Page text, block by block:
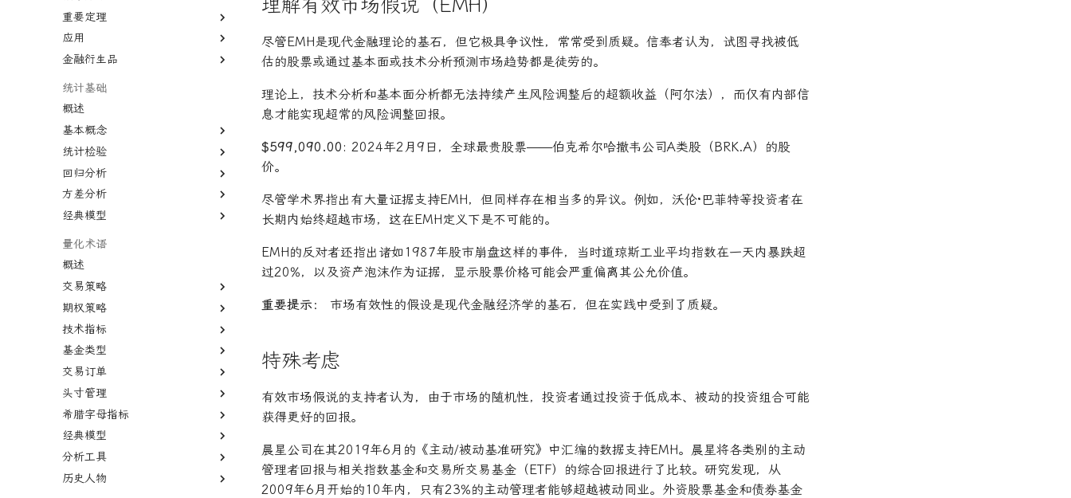
房地产泡沫
利率
联邦基金利率
关税
贸易逆差
量化宽松
杠杆收购
经济订货量
长期资本管理公司
收益率倒挂
AAA信用评级
CAPE比率
变化率
基准年
增长曲线
增长率
复利
复合年增长率
年回报率
年金未来价值
现值
资产负债表
资本化
边际收益
面值
CBOE波动率指数
绝对优势
汇率
货币流通速度
联合概率
贝叶斯定理
相关性
相关系数
概率分布
正态分布
均匀分布
重要定理
大数法则
中心极限定理
经验法则
应用
蒙特卡罗模拟
系统抽样
变异系数
金融衍生品
衍生品
统计基础
概述
基本概念
期望值
协方差
相关系数
线性关系
非线性
自相关
多重共线性
统计检验
P值
Z值
Z检验
T检验
假设检验
统计显著性
卡方统计量
置信区间
回归分析
回归分析
R平方
决定系数
多元线性回归
最小二乘法
变量膨胀因子
方差分析
方差分析
经典模型
默顿模型
量化术语
概述
交易策略
趋势交易
动量投资
因子投资
高频交易
均值回归
套利者
市场中性
货币套利交易
新闻交易者
期权策略
德尔塔对冲
伽马对冲
波动率套利
德尔塔中性
伽玛中性
看跌期权
跨式期权
空头看涨价差
技术指标
移动平均线
简单移动平均线
指数移动平均线
相对强弱指数
费舍尔变换指标
双顶
黄金交叉
基金类型
多空基金
多空股权
交易订单
市价单
限价单
限价单簿
立即执行或取消订单
限时订单
头寸管理
空头头寸
逼空
希腊字母指标
伽马
贝塔
阿尔法
经典模型
资本资产定价模型
Fama-French三因子模型
分析工具
回测
历史人物
理解有效市场假说（EMH）
尽管EMH是现代金融理论的基石，但它极具争议性，常常受到质疑。信奉者认为，试图寻找被低
估的股票或通过基本面或技术分析预测市场趋势都是徒劳的。
理论上，技术分析和基本面分析都无法持续产生风险调整后的超额收益（阿尔法），而仅有内部信
息才能实现超常的风险调整回报。
$599,090.00: 2024年2月9日，全球最贵股票——伯克希尔哈撒韦公司A类股（BRK.A）的股
价。
尽管学术界指出有大量证据支持EMH，但同样存在相当多的异议。例如，沃伦·巴菲特等投资者在
长期内始终超越市场，这在EMH定义下是不可能的。
EMH的反对者还指出诸如1987年股市崩盘这样的事件，当时道琼斯工业平均指数在一天内暴跌超
过20%，以及资产泡沫作为证据，显示股票价格可能会严重偏离其公允价值。
重要提示： 市场有效性的假设是现代金融经济学的基石，但在实践中受到了质疑。
特殊考虑
有效市场假说的支持者认为，由于市场的随机性，投资者通过投资于低成本、被动的投资组合可能
获得更好的回报。
晨星公司在其2019年6月的《主动/被动基准研究》中汇编的数据支持EMH。晨星将各类别的主动
管理者回报与相关指数基金和交易所交易基金（ETF）的综合回报进行了比较。研究发现，从
2009年6月开始的10年内，只有23%的主动管理者能够超越被动同业。外资股票基金和债券基金